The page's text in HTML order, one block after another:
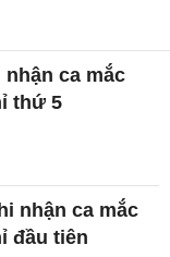
nhận ca mắc
thứ 5
nhận ca mắc
đầu tiên